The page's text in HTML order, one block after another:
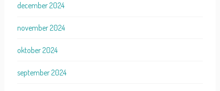
december 2024
november 2024
oktober 2024
september 2024